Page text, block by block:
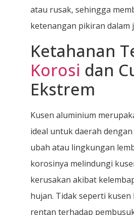
atau rusak, sehingga
ketenangan pikiran dalam
Ketahanan
Korosi dan
Ekstrem
Kusen aluminium
ideal untuk daerah
ubah atau lingkungan
korosinya melindungi
kerusakan akibat
hujan. Tidak seperti kusen
rentan terhadap